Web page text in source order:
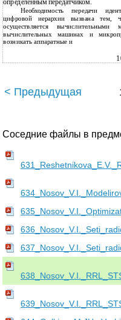
определенным передатчиком.
Необходимость передачи
цифровой иерархии вызвана тем,
осуществляется
вычислительных машинах и
возникать аппаратные и
< Предыдущая
Соседние файлы в